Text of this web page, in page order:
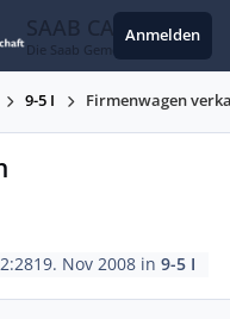
SAAB CARS
Die Saab Gemeinschaft
Anmelden
9-5 I Firmenwagen
19. Nov 2008 in9-5 I